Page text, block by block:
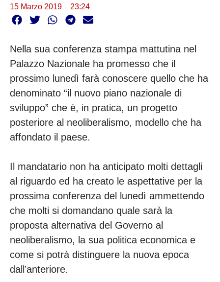
15 Marzo 2019 23:24
Nella sua conferenza stampa mattutina nel
Palazzo Nazionale ha promesso che il
prossimo lunedì farà conoscere quello che ha
denominato “il nuovo piano nazionale di
sviluppo” che è, in pratica, un progetto
posteriore al neoliberalismo, modello che ha
affondato il paese.
Il mandatario non ha anticipato molti dettagli
al riguardo ed ha creato le aspettative per la
prossima conferenza del lunedì ammettendo
che molti si domandano quale sarà la
proposta alternativa del Governo al
neoliberalismo, la sua politica economica e
come si potrà distinguere la nuova epoca
dall’anteriore.